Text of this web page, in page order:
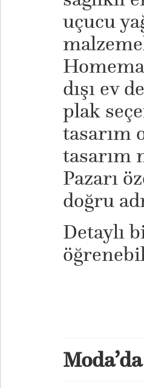
uçucu
dışı ev
plak
tasarım
tasarım
Pazarı
doğru
Detaylı